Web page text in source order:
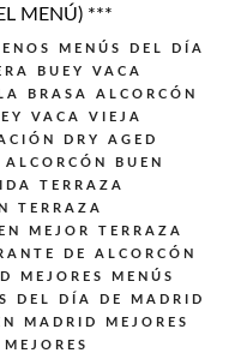
MENÚ) ***
MENÚS DEL DÍA
BUEY VACA
BRASA ALCORCÓN
VACA VIEJA
DRY AGED
BUEN
TERRAZA
TERRAZA
MEJOR TERRAZA
DE ALCORCÓN
MEJORES MENÚS
DEL DÍA DE MADRID
MADRID
MEJORES
MEJORES